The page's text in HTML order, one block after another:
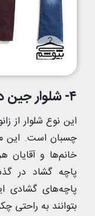
۴- شلوار جین دم پا گشاد
این نوع شلوار از
خانم‌ها و آقایان
پاچه گشاد در
پاچه‌های گشادی
بتوانند به راحتی